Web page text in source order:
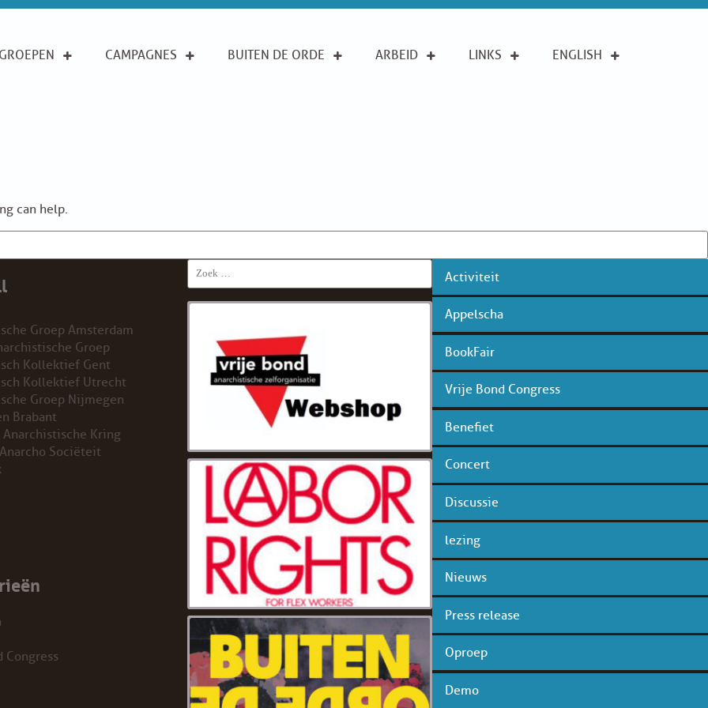
GROEPEN CAMPAGNES BUITEN DE ORDE ARBEID LINKS ENGLISH
can help.
Activiteit
Appelscha
BookFair
Vrije Bond Congress
Benefiet
Concert
Discussie
lezing
Nieuws
Press release
Oproep
Demo
Search
for:
Groep Amsterdam
Groep
Kollektief Gent
Kollektief Utrecht
Groep Nijmegen
Brabant
Anarchistische Kring
Sociëteit
Congress